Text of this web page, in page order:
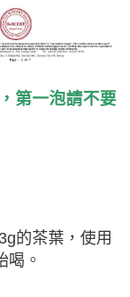
第一泡請不要
的茶葉，使用
。